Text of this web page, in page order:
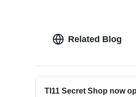
Related Blog
TI11 Secret Shop now